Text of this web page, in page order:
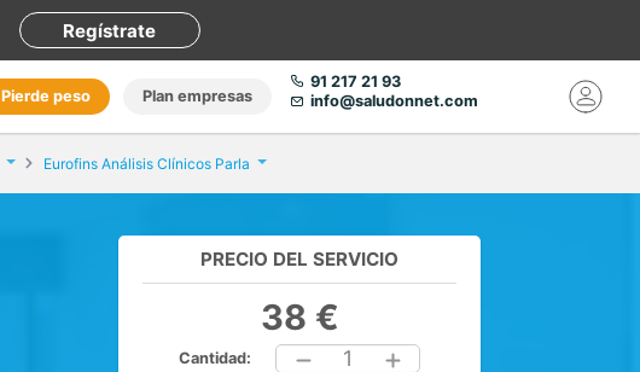
Regístrate
Pierde peso Plan empresas
91 217 21 93
info@saludonnet.com
Eurofins Análisis Clínicos Parla
PRECIO DEL SERVICIO
38 €
Cantidad: 1